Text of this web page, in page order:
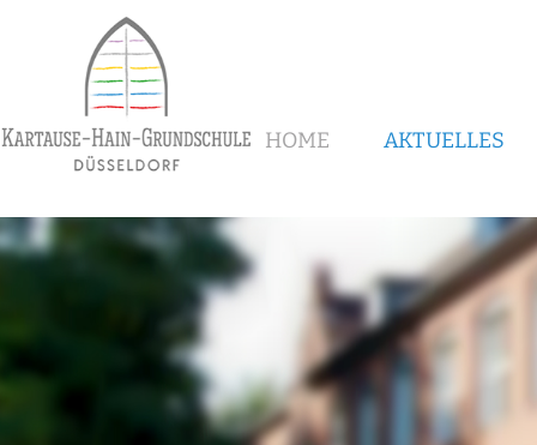
HOME AKTUELLES